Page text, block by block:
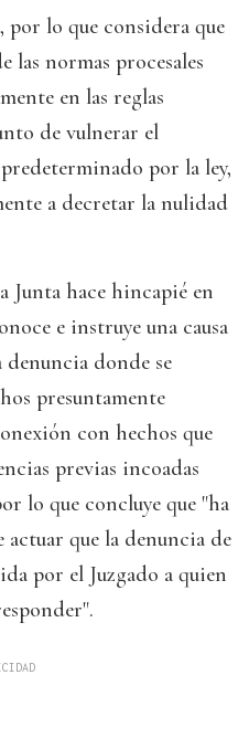
lo que considera que
las normas procesales
en las reglas
de vulnerar el
por la ley,
a decretar la nulidad
Junta hace hincapié en
e instruye una causa
donde se
presuntamente
con hechos que
previas incoadas
lo que concluye que "ha
que la denuncia de
por el Juzgado a quien